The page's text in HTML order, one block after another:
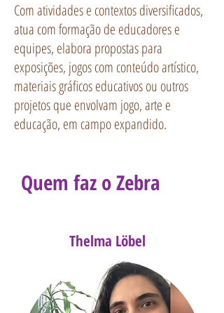
Com atividades e contextos diversificados,
atua com formação de educadores e
equipes, elabora propostas para
exposições, jogos com conteúdo artístico,
materiais gráficos educativos ou outros
projetos que envolvam jogo, arte e
educação, em campo expandido.
Quem faz o Zebra
Thelma Löbel